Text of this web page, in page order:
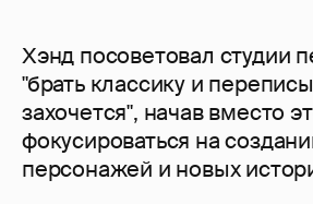
Хэнд посоветовал студии
"брать классику и
захочется", начав вместо
фокусироваться на
персонажей и новых